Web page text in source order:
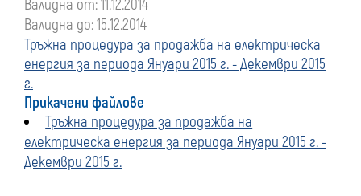
Валидна от: 11.12.2014
Валидна до: 15.12.2014
Тръжна процедура за продажба на електрическа
енергия за периода Януари 2015 г. - Декември 2015
г.
Прикачени файлове
Тръжна процедура за продажба на
електрическа енергия за периода Януари 2015 г. -
Декември 2015 г.